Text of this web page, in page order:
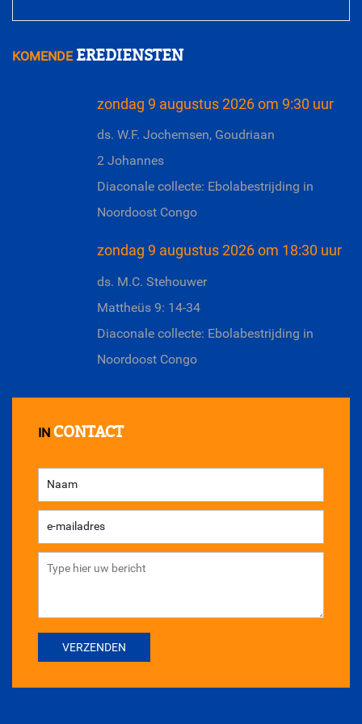
KOMENDEEREDIENSTEN
zondag 9 augustus 2026 om 9:30 uur
ds. W.F. Jochemsen, Goudriaan
2 Johannes
Diaconale collecte: Ebolabestrijding in
Noordoost Congo
zondag 9 augustus 2026 om 18:30 uur
ds. M.C. Stehouwer
Mattheüs 9: 14-34
Diaconale collecte: Ebolabestrijding in
Noordoost Congo
IN CONTACT